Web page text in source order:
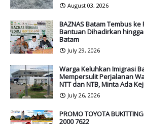
August 03, 2026
BAZNAS Batam Tembus
Bantuan Dihadirkan
Batam
July 29, 2026
Warga Keluhkan Imigrasi
Mempersulit Perjalanan
NTT dan NTB, Minta Ada
July 26, 2026
PROMO TOYOTA
2000 7622